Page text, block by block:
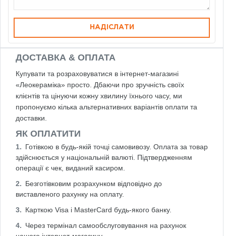
НАДІСЛАТИ
ДОСТАВКА & ОПЛАТА
Купувати та розраховуватися в інтернет-магазині
«Леокераміка» просто. Дбаючи про зручність своїх
клієнтів та цінуючи кожну хвилину їхнього часу, ми
пропонуємо кілька альтернативних варіантів оплати та
доставки.
ЯК ОПЛАТИТИ
Готівкою в будь-якій точці самовивозу. Оплата за товар
здійснюється у національній валюті. Підтвердженням
операції є чек, виданий касиром.
Безготівковим розрахунком відповідно до
виставленого рахунку на оплату.
Карткою Visa і MasterCard будь-якого банку.
Через термінал самообслуговування на рахунок